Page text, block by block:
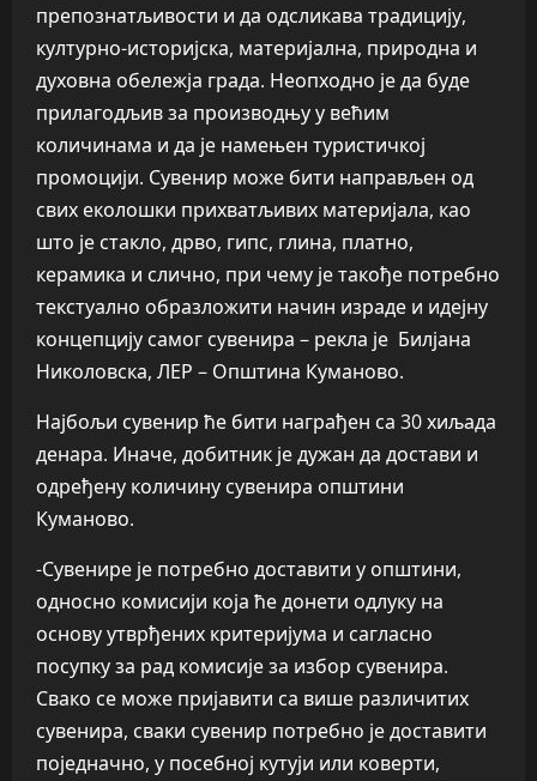
препознатљивости и да одсликава традицију,
културно-историјска, материјална, природна и
духовна обележја града. Неопходно је да буде
прилагодљив за производњу у већим
количинама и да је намењен туристичкој
промоцији. Сувенир може бити направљен од
свих еколошки прихватљивих материјала, као
што је стакло, дрво, гипс, глина, платно,
керамика и слично, при чему је такође потребно
текстуално образложити начин израде и идејну
концепцију самог сувенира – рекла је Билјана
Николовска, ЛЕР – Општина Куманово.
Најбољи сувенир ће бити награђен са 30 хиљада
денара. Иначе, добитник је дужан да достави и
одређену количину сувенира општини
Куманово.
-Сувенире је потребно доставити у општини,
односно комисији која ће донети одлуку на
основу утврђених критеријума и сагласно
посупку за рад комисије за избор сувенира.
Свако се може пријавити са више различитих
сувенира, сваки сувенир потребно је доставити
поједначно, у посебној кутуји или коверти,